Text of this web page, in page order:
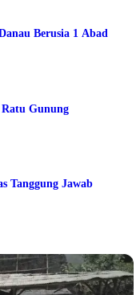
Berusia 1 Abad
Gunung
Tanggung Jawab